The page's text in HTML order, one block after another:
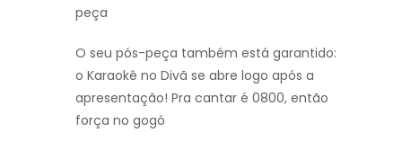
peça
O seu pós-peça também está garantido:
o Karaokê no Divã se abre logo após a
apresentação! Pra cantar é 0800, então
força no gogó